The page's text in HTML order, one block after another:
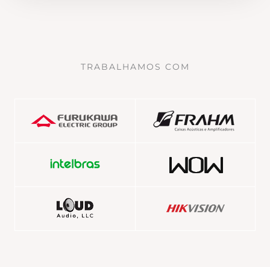
TRABALHAMOS COM